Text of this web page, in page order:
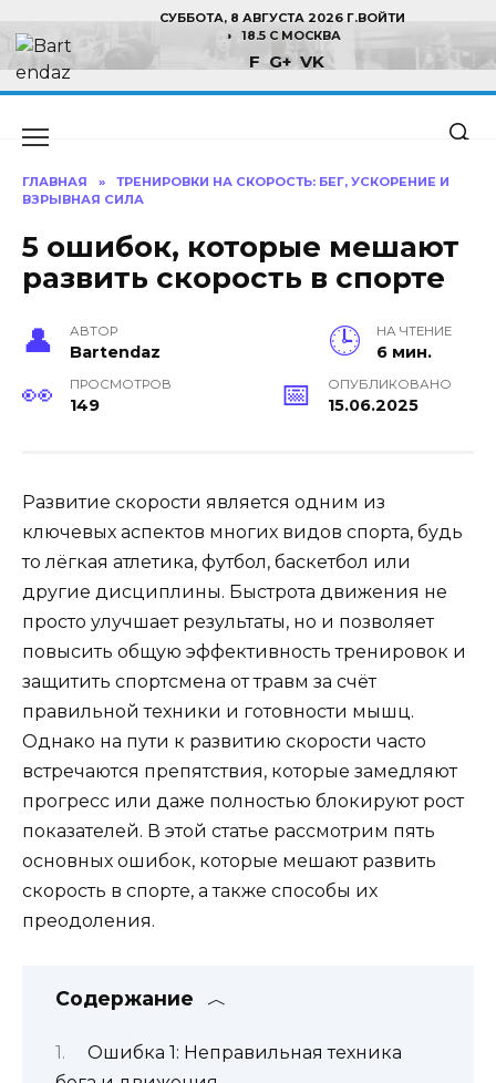
содержанию
СУББОТА, 8 АВГУСТА 2026 Г.ВОЙТИ
18.5 C МОСКВА
F G+ VK
ГЛАВНАЯ »
ТРЕНИРОВКИ НА СКОРОСТЬ: БЕГ, УСКОРЕНИЕ И
ВЗРЫВНАЯ СИЛА
5 ошибок, которые мешают
развить скорость в спорте
АВТОР
Bartendaz
НА ЧТЕНИЕ
6 мин.
ПРОСМОТРОВ
149
ОПУБЛИКОВАНО
15.06.2025
Развитие скорости является одним из
ключевых аспектов многих видов спорта, будь
то лёгкая атлетика, футбол, баскетбол или
другие дисциплины. Быстрота движения не
просто улучшает результаты, но и позволяет
повысить общую эффективность тренировок и
защитить спортсмена от травм за счёт
правильной техники и готовности мышц.
Однако на пути к развитию скорости часто
встречаются препятствия, которые замедляют
прогресс или даже полностью блокируют рост
показателей. В этой статье рассмотрим пять
основных ошибок, которые мешают развить
скорость в спорте, а также способы их
преодоления.
Содержание
Ошибка 1: Неправильная техника